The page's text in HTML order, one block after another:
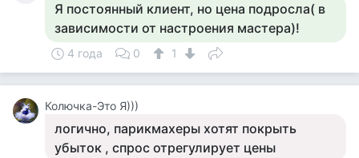
Я постоянный клиент, но цена подросла( в
зависимости от настроения мастера)!
4 года 0 1
Колючка-Это Я)))
логично, парикмахеры хотят покрыть
убыток , спрос отрегулирует цены